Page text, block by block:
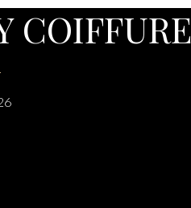
COIFFURE